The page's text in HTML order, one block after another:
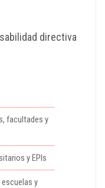
directiva
facultades y
y EPIs
y